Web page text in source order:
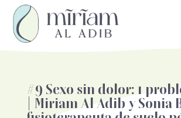
#9 Sexo sin dolor: 1
| Miriam Al Adib y Sonia